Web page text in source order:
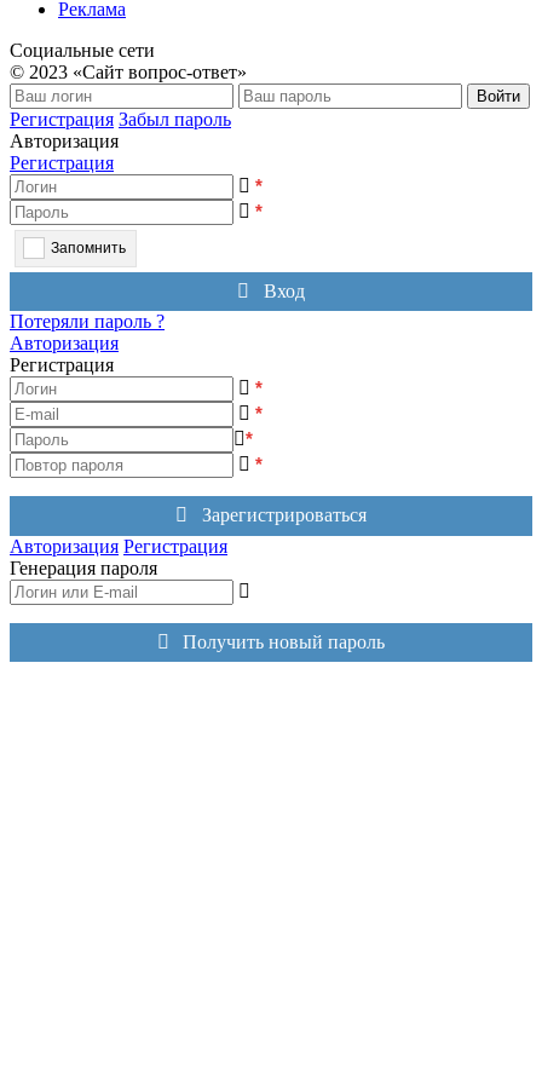
Реклама
Социальные сети
© 2023 «Сайт вопрос-ответ»
Войти
Регистрация Забыл пароль
Авторизация
Регистрация
*
*
Запомнить
Вход
Потеряли пароль ?
Авторизация
Регистрация
*
*
*
*
Зарегистрироваться
Авторизация Регистрация
Генерация пароля
Получить новый пароль